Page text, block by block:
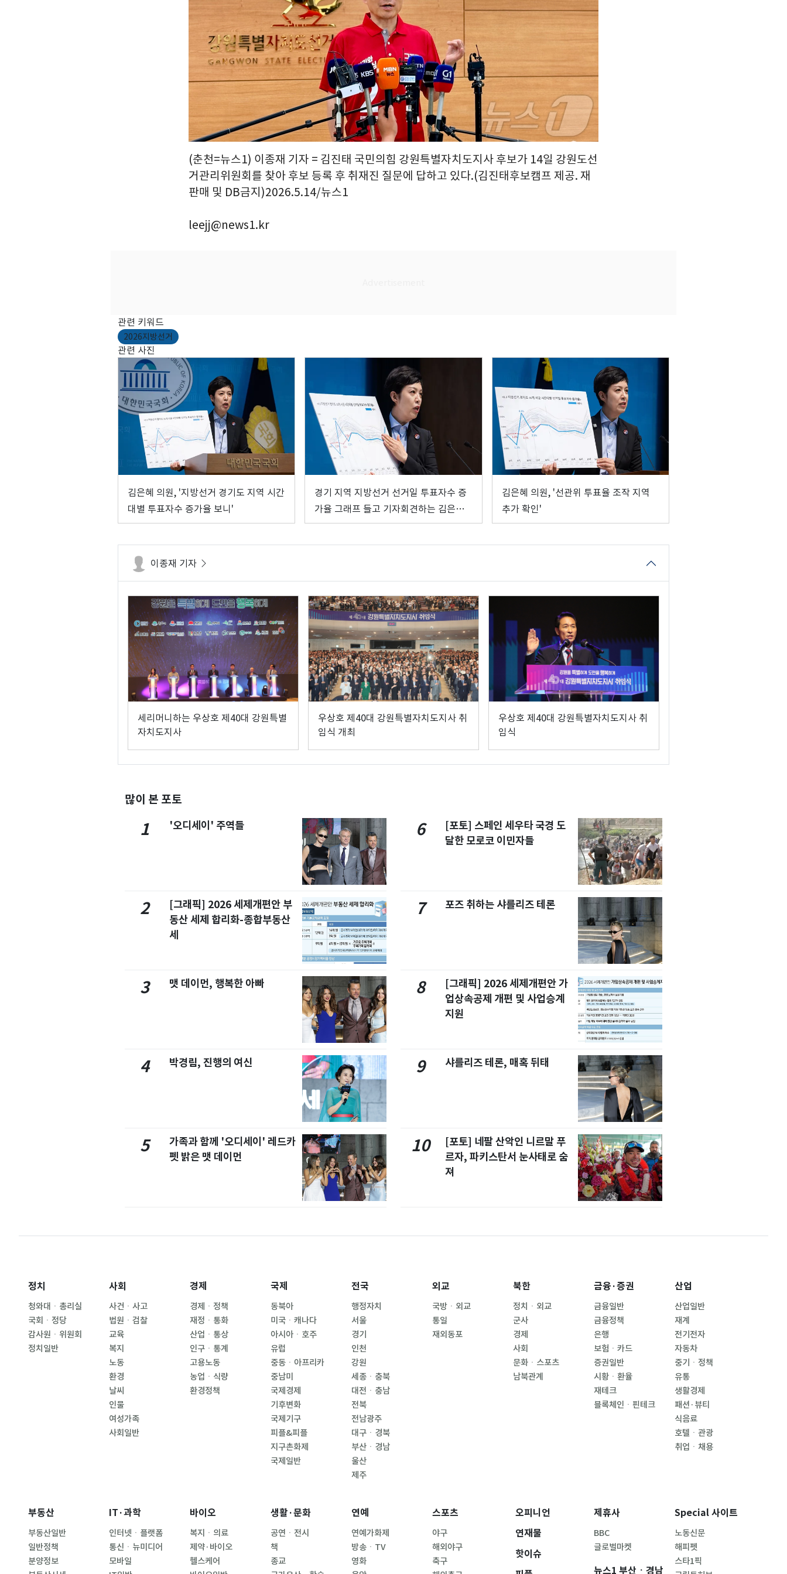
(춘천=뉴스1) 이종재 기자 = 김진태 국민의힘 강원특별자치도지사 후보가 14일 강원도선
거관리위원회를 찾아 후보 등록 후 취재진 질문에 답하고 있다.(김진태후보캠프 제공. 재
판매 및 DB금지)2026.5.14/뉴스1
leejj@news1.kr
관련 키워드
2026지방선거
관련 사진
김은혜 의원, '지방선거 경기도 지역 시간
대별 투표자수 증가율 보니'
경기 지역 지방선거 선거일 투표자수 증
가율 그래프 들고 기자회견하는 김은혜
의원
김은혜 의원, '선관위 투표율 조작 지역
추가 확인'
이종재 기자
세리머니하는 우상호 제40대 강원특별
자치도지사
우상호 제40대 강원특별자치도지사 취
임식 개최
우상호 제40대 강원특별자치도지사 취
임식
많이 본 포토
1 '오디세이' 주역들
2
[그래픽] 2026 세제개편안 부
동산 세제 합리화-종합부동산
세
3 맷 데이먼, 행복한 아빠
4 박경림, 진행의 여신
5
가족과 함께 '오디세이' 레드카
펫 밝은 맷 데이먼
6
[포토] 스페인 세우타 국경 도
달한 모로코 이민자들
7 포즈 취하는 샤를리즈 테론
8
[그래픽] 2026 세제개편안 가
업상속공제 개편 및 사업승계
지원
9 샤를리즈 테론, 매혹 뒤태
10
[포토] 네팔 산악인 니르말 푸
르자, 파키스탄서 눈사태로 숨
져
정치
청와대ㆍ총리실
국회ㆍ정당
감사원ㆍ위원회
정치일반
사회
사건ㆍ사고
법원ㆍ검찰
교육
복지
노동
환경
날씨
인물
여성가족
사회일반
경제
경제ㆍ정책
재정ㆍ통화
산업ㆍ통상
인구ㆍ통계
고용노동
농업ㆍ식량
환경정책
국제
동북아
미국ㆍ캐나다
아시아ㆍ호주
유럽
중동ㆍ아프리카
중남미
국제경제
기후변화
국제기구
피플&피플
지구촌화제
국제일반
전국
행정자치
서울
경기
인천
강원
세종ㆍ충북
대전ㆍ충남
전북
전남광주
대구ㆍ경북
부산ㆍ경남
울산
제주
외교
국방ㆍ외교
통일
재외동포
북한
정치ㆍ외교
군사
경제
사회
문화ㆍ스포츠
남북관계
금융·증권
금융일반
금융정책
은행
보험ㆍ카드
증권일반
시황ㆍ환율
재테크
블록체인ㆍ핀테크
산업
산업일반
재계
전기전자
자동차
중기ㆍ정책
유통
생활경제
패션·뷰티
식음료
호텔ㆍ관광
취업ㆍ채용
부동산
부동산일반
일반정책
분양정보
IT·과학
인터넷ㆍ플랫폼
통신ㆍ뉴미디어
모바일
바이오
복지ㆍ의료
제약·바이오
헬스케어
생활·문화
공연ㆍ전시
책
종교
연예
연예가화제
방송ㆍTV
영화
스포츠
야구
해외야구
축구
오피니언
연재물
핫이슈
제휴사
BBC
글로벌마켓
뉴스1 부산ㆍ경남
Special 사이트
노동신문
해피펫
스타1픽